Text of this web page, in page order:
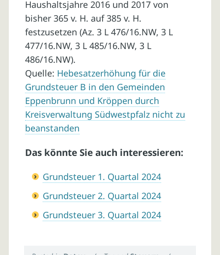
Haushaltsjahre 2016 und 2017 von
bisher 365 v. H. auf 385 v. H.
festzusetzen (Az. 3 L 476/16.NW, 3 L
477/16.NW, 3 L 485/16.NW, 3 L
486/16.NW).
Quelle: Hebesatzerhöhung für die
Grundsteuer B in den Gemeinden
Eppenbrunn und Kröppen durch
Kreisverwaltung Südwestpfalz nicht zu
beanstanden
Das könnte Sie auch interessieren:
Grundsteuer 1. Quartal 2024
Grundsteuer 2. Quartal 2024
Grundsteuer 3. Quartal 2024